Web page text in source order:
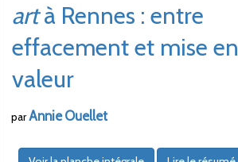
artà Rennes : entre
effacement et mise en
valeur
parAnnie Ouellet